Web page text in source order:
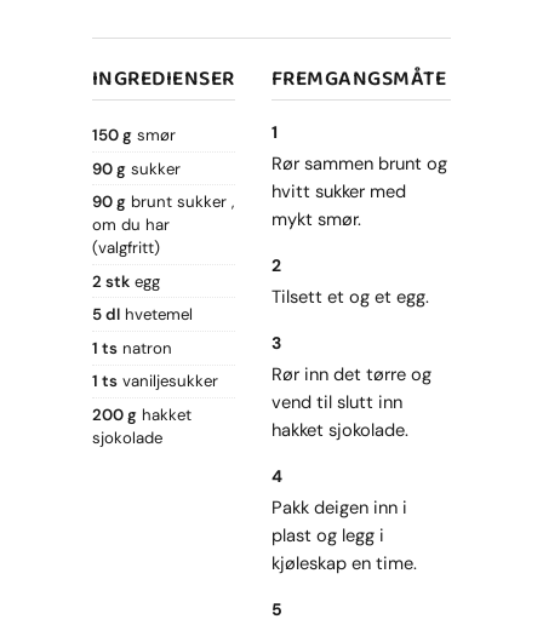
INGREDIENSER
150 g smør
90 g sukker
90 g brunt sukker
om du har
(valgfritt)
2 stk egg
5 dl hvetemel
1 ts natron
1 ts vaniljesukker
200 g hakket
sjokolade
FREMGANGSMÅTE
1
Rør sammen brunt og
hvitt sukker med
mykt smør.
2
Tilsett et og et egg.
3
Rør inn det tørre og
vend til slutt inn
hakket sjokolade.
4
Pakk deigen inn i
plast og legg i
kjøleskap en time.
5